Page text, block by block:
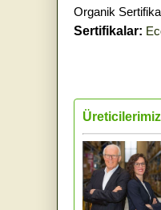
Organik
Sertifikalar: